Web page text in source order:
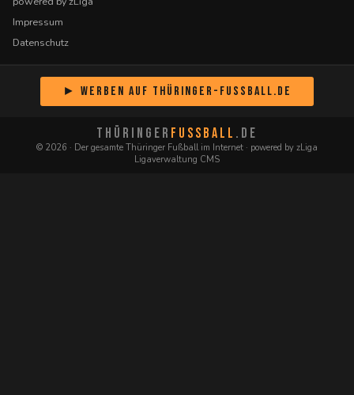
Impressum
Datenschutz
► Werben auf Thüringer-Fussball.de
THÜRINGER FUSSBALL .DE
© 2026 · Der gesamte Thüringer Fußball im Internet · powered by zLiga
Ligaverwaltung CMS